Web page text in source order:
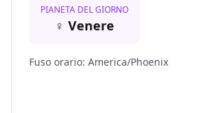
PIANETA DEL GIORNO
♀ Venere
Fuso orario: America/Phoenix